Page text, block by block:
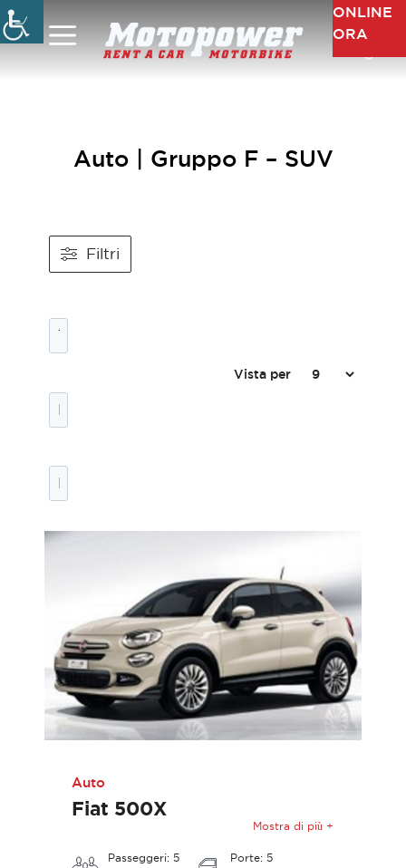
Vai
al
ONLINE
ORA
Menu
Auto | Gruppo F – SUV
Filtri
Vista per
Auto
Fiat 500X
Passeggeri: 5
Porte: 5
Mostra di più +